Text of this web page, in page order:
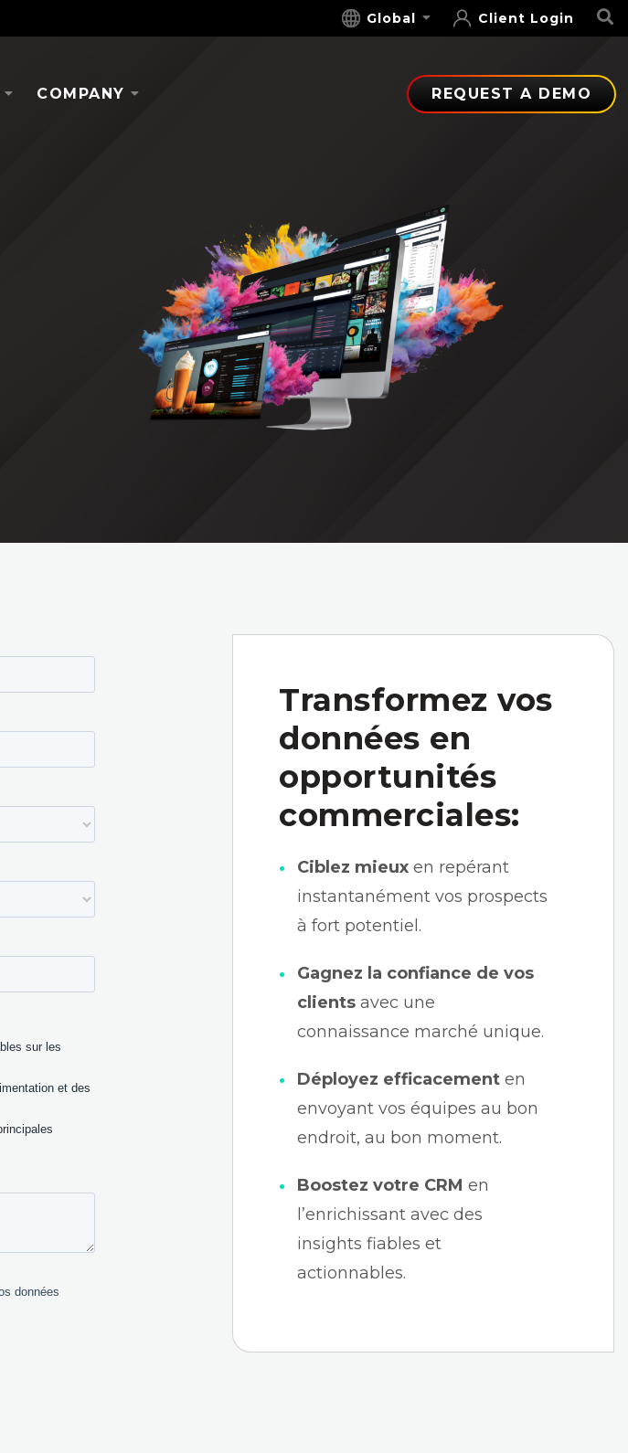
Global Client Login
COMPANY REQUEST A DEMO
Transformez vos
données en
opportunités
commerciales:
Ciblez mieux en repérant
instantanément vos prospects
à fort potentiel.
Gagnez la confiance de vos
clients avec une
connaissance marché unique.
Déployez efficacement en
envoyant vos équipes au bon
endroit, au bon moment.
Boostez votre CRM en
l’enrichissant avec des
insights fiables et
actionnables.